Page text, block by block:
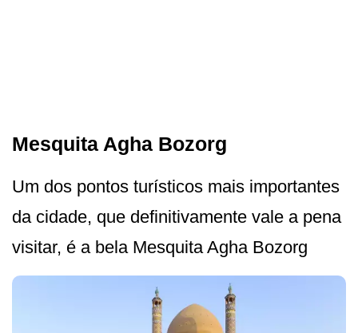
Mesquita Agha Bozorg
Um dos pontos turísticos mais importantes
da cidade, que definitivamente vale a pena
visitar, é a bela Mesquita Agha Bozorg